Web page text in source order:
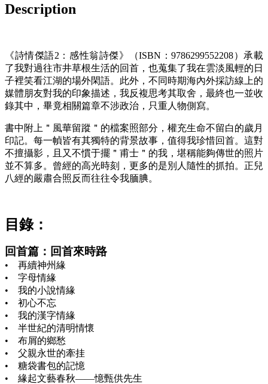
Description
《詩情傑語2：感性翁詩傑》（ISBN：9786299552208）承載
了我對過往市井草根生活的回首，也蒐集了我在雲淡風輕的日
子裡笑看江湖的場外閑語。此外，不同時期海內外採訪線上的
媒體朋友對我的印象描述，我反複思考其取舍，最終也一並收
錄其中，畢竟相關篇章不涉政治，只重人物側寫。
書中附上＂風華留蹤＂的檔案照部分，權充生命不留白的歲月
印記。每一幀皆有其獨特的背景故事，值得我珍惜回首。這對
不擅攝影，且又不慣于擺＂甫士＂的我，堪稱能夠傳世的照片
並不算多。曾經的高光時刻，更多的是別人隨性的抓拍。正兒
八經的嚴肅合照反而往往令我腼腆。
目錄：
回首篇：回首來時路
• 再續神州緣
• 字母情緣
• 我的小說情緣
• 初心不忘
• 我的漢字情緣
• 半世紀的清明情懷
• 布屑的鄉愁
• 父親永世的牽挂
• 糖袋書包的記憶
• 緣起文藝春秋——憶甄供先生